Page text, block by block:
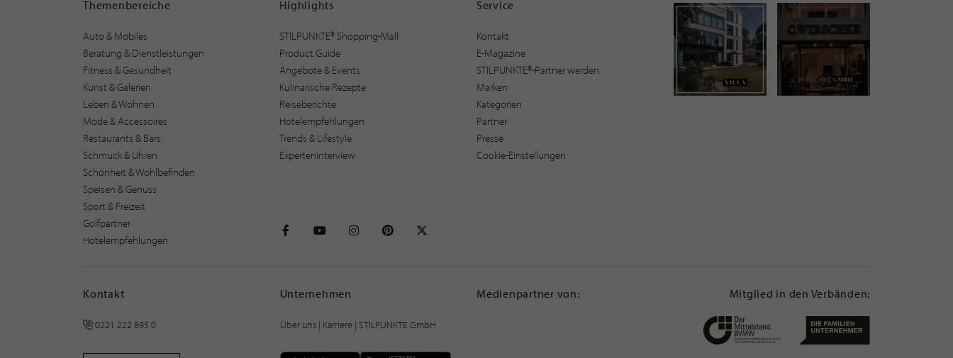
Themenbereiche
Auto & Mobiles
Beratung & Dienstleistungen
Fitness & Gesundheit
Kunst & Galerien
Leben & Wohnen
Mode & Accessoires
Restaurants & Bars
Schmuck & Uhren
Schönheit & Wohlbefinden
Speisen & Genuss
Sport & Freizeit
Golfpartner
Hotelempfehlungen
Highlights
STILPUNKTE® Shopping-Mall
Product Guide
Angebote & Events
Kulinarische Rezepte
Reiseberichte
Hotelempfehlungen
Trends & Lifestyle
Experteninterview
Service
Kontakt
E-Magazine
STILPUNKTE®-Partner werden
Marken
Kategorien
Partner
Presse
Cookie-Einstellungen
Kontakt
0221 222 895 0
Unternehmen
Über uns| Karriere | STILPUNKTE GmbH
Medienpartner von: Mitglied in den Verbänden: